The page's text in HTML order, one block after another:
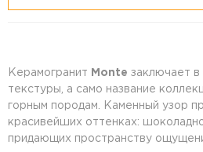
Керамогранит Monte заключает
текстуры, а само название
горным породам. Каменный узор
красивейших оттенках:
придающих пространству